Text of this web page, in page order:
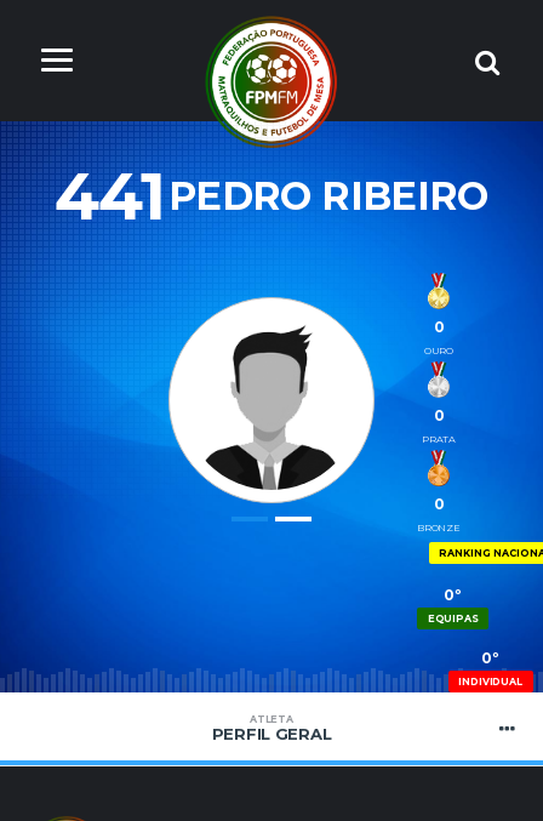
441PEDRO RIBEIRO
0
OURO
0
PRATA
0
BRONZE
RANKING
0º
EQUIPAS
0º
INDIVIDUAL
ATLETA
PERFIL GERAL